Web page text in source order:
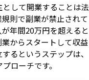
して開業することは法
則で副業が禁止されて
年間20万円を超えると
からスタートして収益
るというステップは、
ローチです。